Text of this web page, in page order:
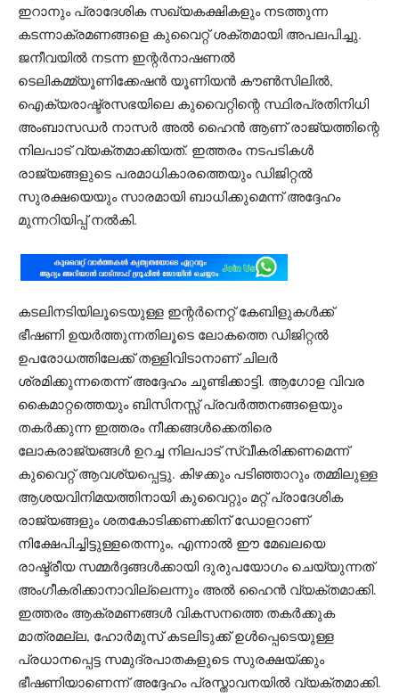
ഇറാനും പ്രാദേശിക സഖ്യകക്ഷികളും നടത്തുന്ന
കടന്നാക്രമണങ്ങളെ കുവൈറ്റ് ശക്തമായി അപലപിച്ചു.
ജനീവയിൽ നടന്ന ഇന്റർനാഷണൽ
ടെലികമ്മ്യൂണിക്കേഷൻ യൂണിയൻ കൗൺസിലിൽ,
ഐക്യരാഷ്ട്രസഭയിലെ കുവൈറ്റിന്റെ സ്ഥിരപ്രതിനിധി
അംബാസഡർ നാസർ അൽ ഹൈൻ ആണ് രാജ്യത്തിന്റെ
നിലപാട് വ്യക്തമാക്കിയത്. ഇത്തരം നടപടികൾ
രാജ്യങ്ങളുടെ പരമാധികാരത്തെയും ഡിജിറ്റൽ
സുരക്ഷയെയും സാരമായി ബാധിക്കുമെന്ന് അദ്ദേഹം
മുന്നറിയിപ്പ് നൽകി.
കടലിനടിയിലൂടെയുള്ള ഇന്റർനെറ്റ് കേബിളുകൾക്ക്
ഭീഷണി ഉയർത്തുന്നതിലൂടെ ലോകത്തെ ഡിജിറ്റൽ
ഉപരോധത്തിലേക്ക് തള്ളിവിടാനാണ് ചിലർ
ശ്രമിക്കുന്നതെന്ന് അദ്ദേഹം ചൂണ്ടിക്കാട്ടി. ആഗോള വിവര
കൈമാറ്റത്തെയും ബിസിനസ്സ് പ്രവർത്തനങ്ങളെയും
തകർക്കുന്ന ഇത്തരം നീക്കങ്ങൾക്കെതിരെ
ലോകരാജ്യങ്ങൾ ഉറച്ച നിലപാട് സ്വീകരിക്കണമെന്ന്
കുവൈറ്റ് ആവശ്യപ്പെട്ടു. കിഴക്കും പടിഞ്ഞാറും തമ്മിലുള്ള
ആശയവിനിമയത്തിനായി കുവൈറ്റും മറ്റ് പ്രാദേശിക
രാജ്യങ്ങളും ശതകോടിക്കണക്കിന് ഡോളറാണ്
നിക്ഷേപിച്ചിട്ടുള്ളതെന്നും, എന്നാൽ ഈ മേഖലയെ
രാഷ്ട്രീയ സമ്മർദ്ദങ്ങൾക്കായി ദുരുപയോഗം ചെയ്യുന്നത്
അംഗീകരിക്കാനാവില്ലെന്നും അൽ ഹൈൻ വ്യക്തമാക്കി.
ഇത്തരം ആക്രമണങ്ങൾ വികസനത്തെ തകർക്കുക
മാത്രമല്ല, ഹോർമുസ് കടലിടുക്ക് ഉൾപ്പെടെയുള്ള
പ്രധാനപ്പെട്ട സമുദ്രപാതകളുടെ സുരക്ഷയ്ക്കും
ഭീഷണിയാണെന്ന് അദ്ദേഹം പ്രസ്താവനയിൽ വ്യക്തമാക്കി.